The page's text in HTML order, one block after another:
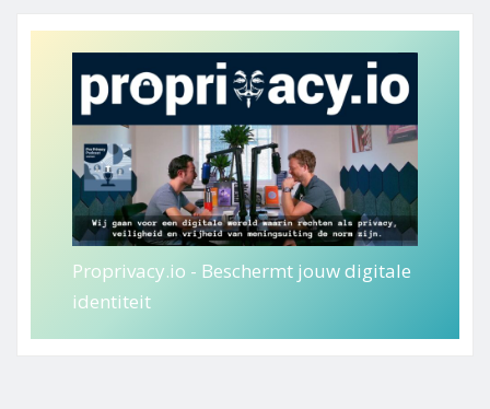
Proprivacy.io - Beschermt jouw digitale
identiteit